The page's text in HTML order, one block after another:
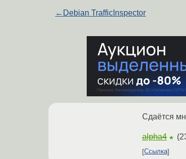
← Debian TrafficInspector
Сдаётся
alpha4 ★ (
Ссылка